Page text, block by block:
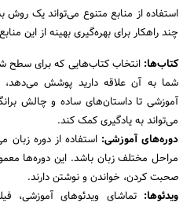
استفاده از منابع متنوع می‌تواند یک روش
چند راهکار برای بهره‌گیری بهینه از این
کتاب‌ها: انتخاب کتاب‌هایی که برای
شما به آن علاقه دارید پوشش می‌دهد،
آموزشی تا داستان‌های ساده و چالش
می‌تواند به یادگیری کمک کند.
دوره‌های آموزشی: استفاده از دوره زبان
مراحل مختلف زبان باشد. این دوره‌ها
صحبت کردن، خواندن و نوشتن دارند.
ویدئوها: تماشای ویدئوهای آموزشی،